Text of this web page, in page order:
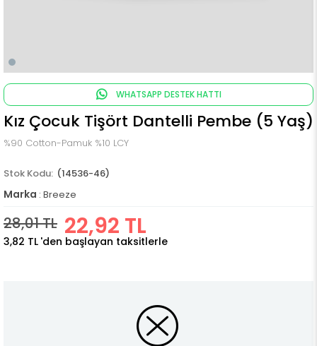
WHATSAPP DESTEK HATTI
Kız Çocuk Tişört Dantelli Pembe (5 Yaş)
%90 Cotton-Pamuk %10 LCY
(14536-46)
Marka : Breeze
28,01 TL 22,92 TL
3,82 TL 'den başlayan taksitlerle